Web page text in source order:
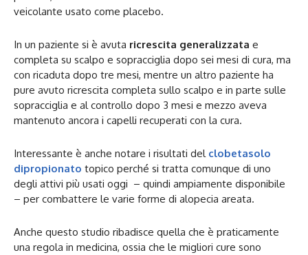
veicolante usato come placebo.
In un paziente si è avuta ricrescita generalizzata e
completa su scalpo e sopracciglia dopo sei mesi di cura, ma
con ricaduta dopo tre mesi, mentre un altro paziente ha
pure avuto ricrescita completa sullo scalpo e in parte sulle
sopracciglia e al controllo dopo 3 mesi e mezzo aveva
mantenuto ancora i capelli recuperati con la cura.
Interessante è anche notare i risultati del clobetasolo
dipropionato topico perché si tratta comunque di uno
degli attivi più usati oggi – quindi ampiamente disponibile
– per combattere le varie forme di alopecia areata.
Anche questo studio ribadisce quella che è praticamente
una regola in medicina, ossia che le migliori cure sono